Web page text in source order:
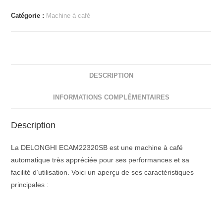
Catégorie : Machine à café
DESCRIPTION
INFORMATIONS COMPLÉMENTAIRES
Description
La DELONGHI ECAM22320SB est une machine à café
automatique très appréciée pour ses performances et sa
facilité d’utilisation. Voici un aperçu de ses caractéristiques
principales :